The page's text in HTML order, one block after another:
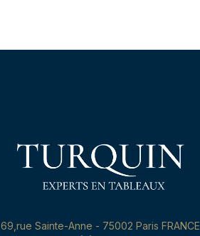
69,rue Sainte-Anne - 75002 Paris FRANCE